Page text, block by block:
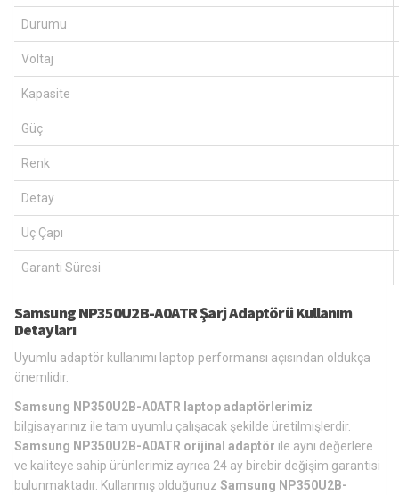
Durumu
Voltaj
Kapasite
Güç
Renk
Detay
Uç Çapı
Garanti Süresi
Samsung NP350U2B-A0ATR Şarj Adaptörü Kullanım
Detayları
Uyumlu adaptör kullanımı laptop performansı açısından oldukça
önemlidir.
Samsung NP350U2B-A0ATR laptop adaptörlerimiz
bilgisayarınız ile tam uyumlu çalışacak şekilde üretilmişlerdir.
Samsung NP350U2B-A0ATR orijinal adaptör ile aynı değerlere
ve kaliteye sahip ürünlerimiz ayrıca 24 ay birebir değişim garantisi
bulunmaktadır. Kullanmış olduğunuz Samsung NP350U2B-